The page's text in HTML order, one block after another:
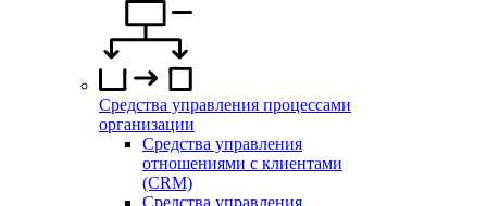
Средства управления процессами
организации
Средства управления
отношениями с клиентами
(CRM)
Средства управления